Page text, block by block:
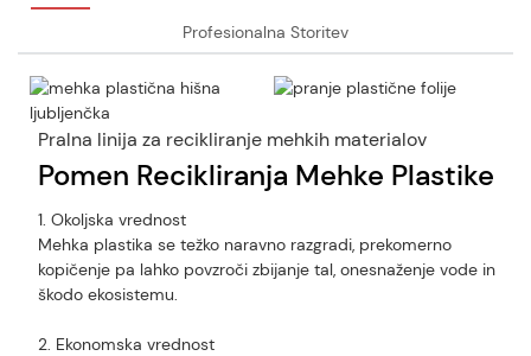
Profesionalna Storitev
Pralna linija za recikliranje mehkih materialov
Pomen Recikliranja Mehke Plastike
1. Okoljska vrednost
Mehka plastika se težko naravno razgradi, prekomerno
kopičenje pa lahko povzroči zbijanje tal, onesnaženje vode in
škodo ekosistemu.
2. Ekonomska vrednost